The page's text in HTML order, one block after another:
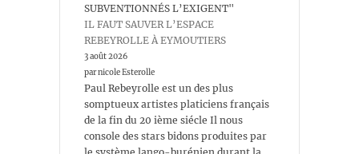
SUBVENTIONNÉS L’EXIGENT"
IL FAUT SAUVER L’ESPACE
REBEYROLLE À EYMOUTIERS
3 août 2026
par nicole Esterolle
Paul Rebeyrolle est un des plus
somptueux artistes platiciens français
de la fin du 20 ième siécle Il nous
console des stars bidons produites par